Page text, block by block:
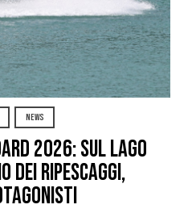
NEWS
2026: sul Lago
dei ripescaggi,